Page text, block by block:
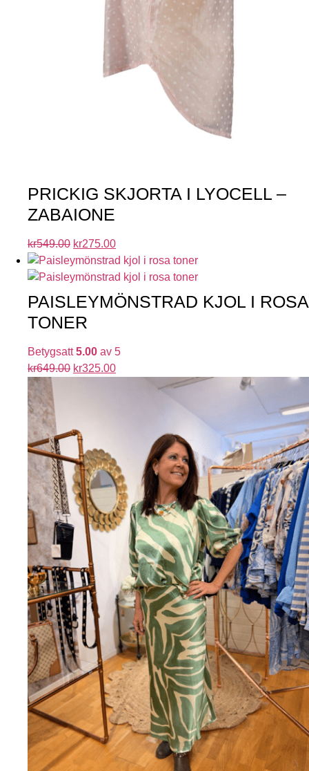
PRICKIG SKJORTA I LYOCELL –
ZABAIONE
kr549.00 kr275.00
PAISLEYMÖNSTRAD KJOL I ROSA
TONER
Betygsatt5.00 av 5
kr649.00 kr325.00